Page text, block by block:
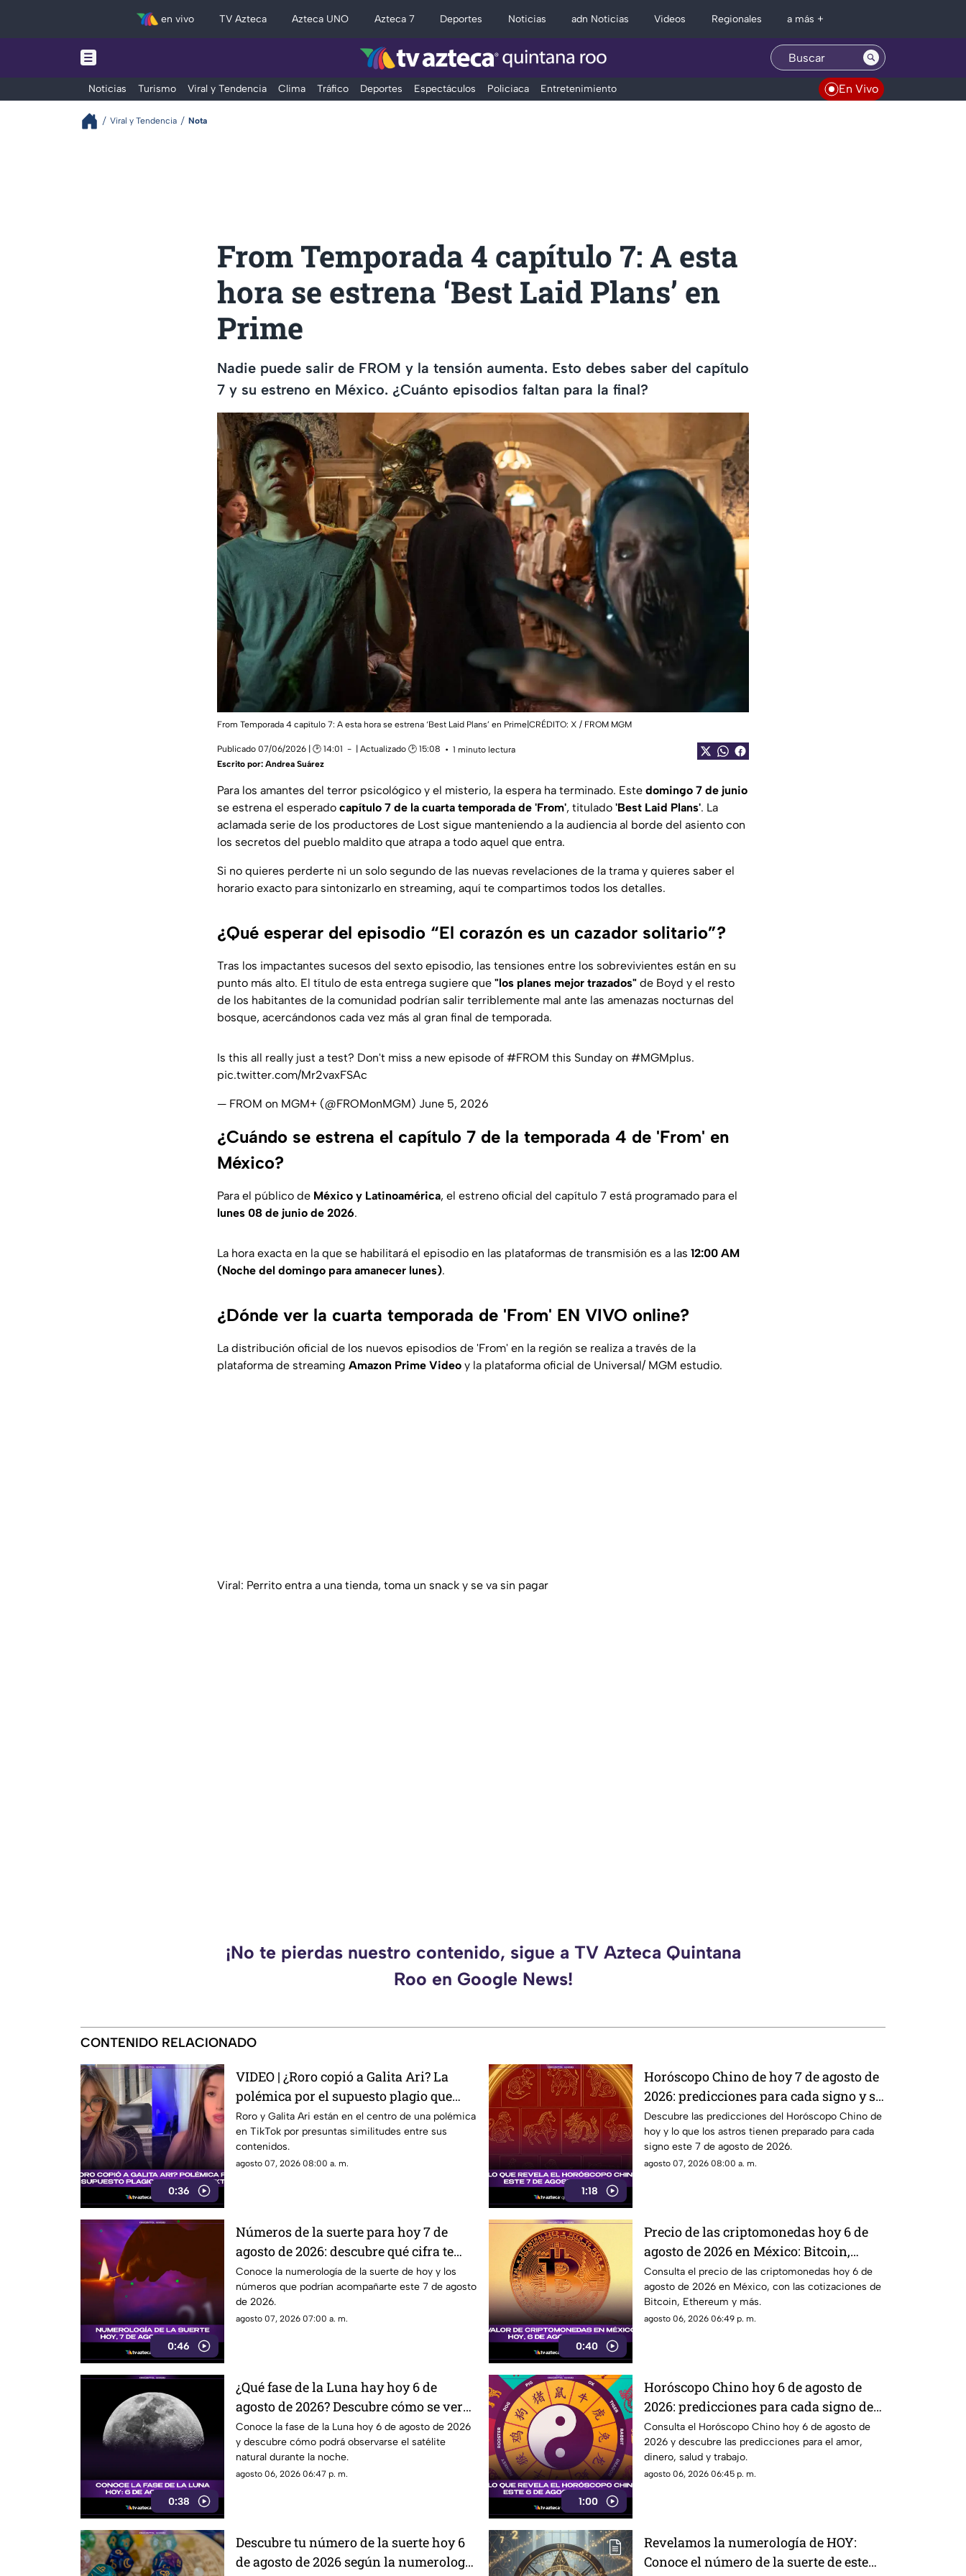
en vivo TV Azteca Azteca UNO Azteca 7 Deportes Noticias adn Noticias Videos Regionales a más +
Noticias Turismo Viral y Tendencia Clima Tráfico Deportes Espectáculos Policiaca Entretenimiento En Vivo
Viral y Tendencia Nota
From Temporada 4 capítulo 7: A esta
hora se estrena ‘Best Laid Plans’ en
Prime
Nadie puede salir de FROM y la tensión aumenta. Esto debes saber del capítulo
7 y su estreno en México. ¿Cuánto episodios faltan para la final?
From Temporada 4 capítulo 7: A esta hora se estrena ‘Best Laid Plans’ en Prime|CRÉDITO: X / FROM MGM
Publicado 07/06/2026 | 🕑 14:01 | Actualizado 🕑 15:08
1 minuto lectura
Escrito por: Andrea Suárez
Para los amantes del terror psicológico y el misterio, la espera ha terminado. Este domingo 7 de junio
se estrena el esperado capítulo 7 de la cuarta temporada de 'From', titulado 'Best Laid Plans'. La
aclamada serie de los productores de Lost sigue manteniendo a la audiencia al borde del asiento con
los secretos del pueblo maldito que atrapa a todo aquel que entra.
Si no quieres perderte ni un solo segundo de las nuevas revelaciones de la trama y quieres saber el
horario exacto para sintonizarlo en streaming, aquí te compartimos todos los detalles.
¿Qué esperar del episodio “El corazón es un cazador solitario”?
Tras los impactantes sucesos del sexto episodio, las tensiones entre los sobrevivientes están en su
punto más alto. El título de esta entrega sugiere que "los planes mejor trazados" de Boyd y el resto
de los habitantes de la comunidad podrían salir terriblemente mal ante las amenazas nocturnas del
bosque, acercándonos cada vez más al gran final de temporada.
Is this all really just a test? Don't miss a new episode of #FROM this Sunday on #MGMplus.
pic.twitter.com/Mr2vaxFSAc
— FROM on MGM+ (@FROMonMGM) June 5, 2026
¿Cuándo se estrena el capítulo 7 de la temporada 4 de 'From' en
México?
Para el público de México y Latinoamérica, el estreno oficial del capítulo 7 está programado para el
lunes 08 de junio de 2026.
La hora exacta en la que se habilitará el episodio en las plataformas de transmisión es a las 12:00 AM
(Noche del domingo para amanecer lunes).
¿Dónde ver la cuarta temporada de 'From' EN VIVO online?
La distribución oficial de los nuevos episodios de 'From' en la región se realiza a través de la
plataforma de streaming Amazon Prime Video y la plataforma oficial de Universal/ MGM estudio.
Viral: Perrito entra a una tienda, toma un snack y se va sin pagar
¡No te pierdas nuestro contenido, sigue a TV Azteca Quintana
Roo en Google News!
CONTENIDO RELACIONADO
0:36
VIDEO | ¿Roro copió a Galita Ari? La
polémica por el supuesto plagio que
sacude TikTok
Roro y Galita Ari están en el centro de una polémica
en TikTok por presuntas similitudes entre sus
contenidos.
agosto 07, 2026 08:00 a. m.
1:18
Horóscopo Chino de hoy 7 de agosto de
2026: predicciones para cada signo y su
energía
Descubre las predicciones del Horóscopo Chino de
hoy y lo que los astros tienen preparado para cada
signo este 7 de agosto de 2026.
agosto 07, 2026 08:00 a. m.
0:46
Números de la suerte para hoy 7 de
agosto de 2026: descubre qué cifra te
favorece
Conoce la numerología de la suerte de hoy y los
números que podrían acompañarte este 7 de agosto
de 2026.
agosto 07, 2026 07:00 a. m.
0:40
Precio de las criptomonedas hoy 6 de
agosto de 2026 en México: Bitcoin,
Ethereum y más
Consulta el precio de las criptomonedas hoy 6 de
agosto de 2026 en México, con las cotizaciones de
Bitcoin, Ethereum y más.
agosto 06, 2026 06:49 p. m.
0:38
¿Qué fase de la Luna hay hoy 6 de
agosto de 2026? Descubre cómo se verá
el satélite esta noche
Conoce la fase de la Luna hoy 6 de agosto de 2026
y descubre cómo podrá observarse el satélite
natural durante la noche.
agosto 06, 2026 06:47 p. m.
1:00
Horóscopo Chino hoy 6 de agosto de
2026: predicciones para cada signo del
zodiaco chino
Consulta el Horóscopo Chino hoy 6 de agosto de
2026 y descubre las predicciones para el amor,
dinero, salud y trabajo.
agosto 06, 2026 06:45 p. m.
Descubre tu número de la suerte hoy 6
de agosto de 2026 según la numerología
Revelamos la numerología de HOY:
Conoce el número de la suerte de este